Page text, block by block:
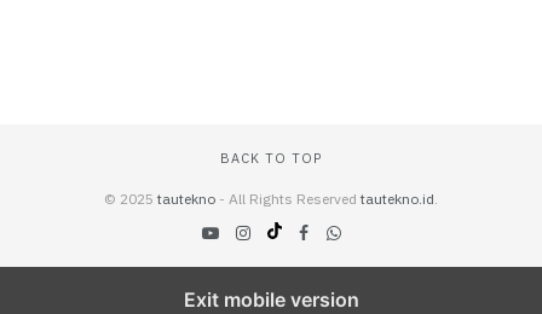
BACK TO TOP
© 2025 tautekno - All Rights Reserved tautekno.id.
Exit mobile version